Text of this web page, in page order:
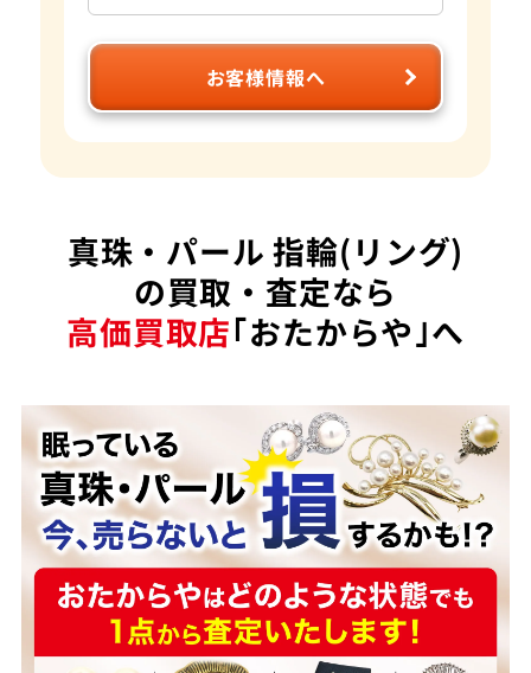
お客様情報へ
真珠・パール 指輪(リング)
の買取・査定なら
高価買取店｢おたからや｣へ